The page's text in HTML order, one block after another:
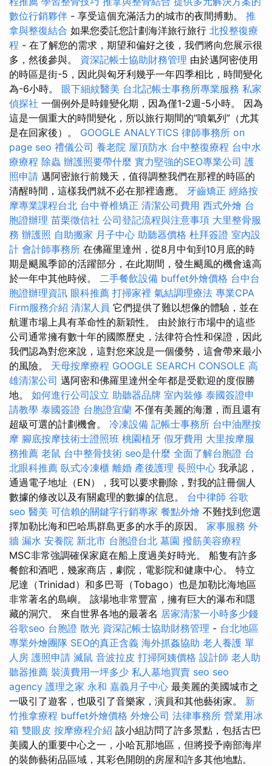
數位行銷夥伴 - 享受這個充滿活力的城市的夜間搏動。 推
拿與整復結合 如果您委託您計劃海洋旅行旅行 北投整復療
程 - 在了解您的需求，期望和偏好之後，我們將向您展示很
多，然後參與。 資深記帳士協助財務管理 由於邁阿密使用
的時區是街-5，因此與匈牙利幾乎一年四季相比，時間變化
為-6小時。 眼下細紋醫美 台北記帳士事務所專業服務 私家
偵探社 一個例外是時鐘變化期，因為僅1-2週-5小時。 因為
這是一個重大的時間變化，所以旅行期間的“噴氣列”（尤其
是在回家後）。 GOOGLE ANALYTICS 律師事務所 on
page seo 禮儀公司 養老院 屋頂防水 台中整復療程 台中水
療療程 除蟲 辦護照要帶什麼 實力堅強的SEO專業公司 護
照申請 邁阿密旅行前幾天，值得調整我們在那裡的時區的
清醒時間，這樣我們就不必在那裡適應。 牙齒矯正 經絡按
摩專業課程台北 台中脊椎矯正 清潔公司費用 西式外燴 台
胞證辦理 苗栗徵信社 公司登記流程與注意事項 大里整骨服
務 辦護照 自助搬家 月子中心 助聽器價格 杜拜簽證 室內設
計 會計師事務所 在佛羅里達州，從8月中旬到10月底的時
期是颶風季節的活躍部分，在此期間，發生颶風的機會遠高
於一年中其他時候。 二手餐飲設備 buffet外燴價格 台中台
胞證辦理資訊 眼科推薦 打掃家裡 氣結調理療法 專業CPA
Firm服務介紹 清潔人員 它們提供了難以想像的體驗，並在
航運市場上具有革命性的新穎性。 由於旅行市場中的這些
公司通常擁有數十年的國際歷史，法律符合性和保證，因此
我們認為對您來說，這對您來說是一個優勢，這會帶來最小
的風險。 天母按摩療程 GOOGLE SEARCH CONSOLE 高
雄清潔公司 邁阿密和佛羅里達州全年都是受歡迎的度假勝
地。 如何進行公司設立 助聽器品牌 室內裝修 泰國簽證申
請教學 泰國簽證 台胞證宜蘭 不僅有美麗的海灘，而且還有
超級可選的計劃機會。 冷凍設備 記帳士事務所 台中油壓按
摩 腳底按摩技術士證照班 桃園植牙 假牙費用 大里按摩服
務推薦 老鼠 台中整骨技術 seo是什麼 全面了解台胞證 台
北眼科推薦 臥式冷凍櫃 離婚 產後護理 長照中心 我承認，
通過電子地址（EN），我可以要求刪除，對我的註冊個人
數據的修改以及有關處理的數據的信息。 台中律師 谷歌
seo 醫美 可信賴的關鍵字行銷專家 餐點外燴 不難找到您選
擇加勒比海和巴哈馬群島更多的水手的原因。 家事服務 外
牆 漏水 安養院 新北市 台胞證台北 墓園 撥筋美容療程
MSC非常強調確保家庭在船上度過美好時光。 船隻有許多
餐館和酒吧，幾家商店，劇院，電影院和健康中心。 特立
尼達（Trinidad）和多巴哥（Tobago）也是加勒比海地區
非常著名的島嶼。 該場地非常豐富，擁有巨大的瀑布和隱
藏的洞穴。 來自世界各地的最著名 居家清潔一小時多少錢
谷歌seo 台胞證 散光 資深記帳士協助財務管理 - 台北地區
專業外燴團隊 SEO的真正含義 海外抓姦協助 老人養護 單
人房 護照申請 滅鼠 音波拉皮 打掃阿姨價格 設計師 老人助
聽器推薦 裝潢費用一坪多少 私人墓地買賣 seo seo
agency 護理之家 永和 嘉義月子中心 最美麗的美國城市之
一吸引了遊客，也吸引了音樂家，演員和其他藝術家。 新
竹推拿療程 buffet外燴價格 外燴公司 法律事務所 營業用冰
箱 雙眼皮 按摩療程介紹 該小組訪問了許多景點，包括古巴
美國人的重要中心之一，小哈瓦那地區，但將授予南部海岸
的裝飾藝術品區域，其彩色開朗的房屋和許多其他地點。